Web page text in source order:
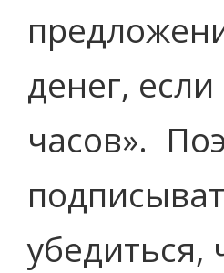
денег,
часов».
убедиться,